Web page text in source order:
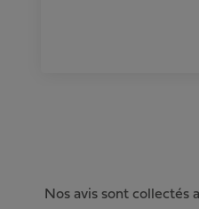
Nos avis sont collectés